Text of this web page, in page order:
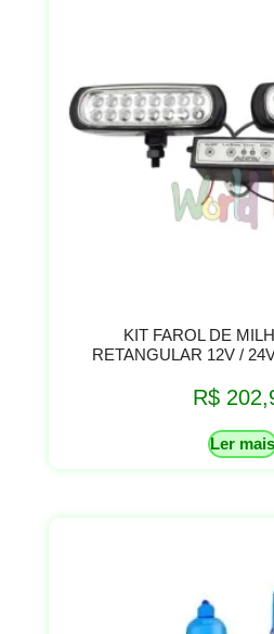
KIT FAROL DE
RETANGULAR 12V /
R$
Ler mais